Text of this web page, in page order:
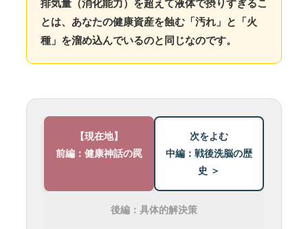
排気量（消化能力）を超えて液体で摂りすぎるこ
とは、あなたの健康資産を蝕む「汚れ」と「火
種」を溜め込んでいるのと同じなのです。
【現在地】
前編：健康神話の罠
次をよむ
中編：戦後洗脳の歴
史 ＞
後編：具体的解決策